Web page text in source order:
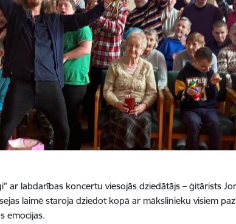
ar labdarības koncertu viesojās dziedātājs – ģitārists
laimē staroja dziedot kopā ar mākslinieku visiem
emocijas.